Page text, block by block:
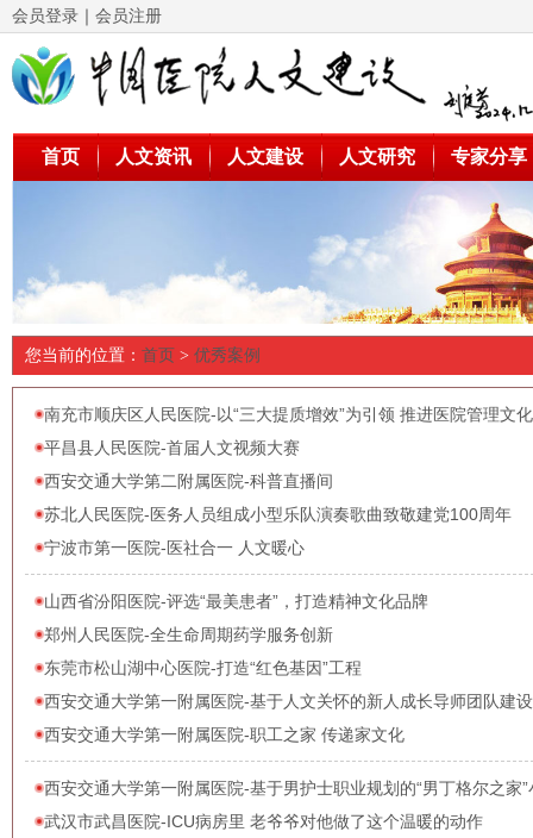
会员登录 ｜ 会员注册
首页 人文资讯 人文建设 人文研究 专家分享
您当前的位置： 首页 > 优秀案例
南充市顺庆区人民医院-以“三大提质增效”为引领 推进医院管理文化
平昌县人民医院-首届人文视频大赛
西安交通大学第二附属医院-科普直播间
苏北人民医院-医务人员组成小型乐队演奏歌曲致敬建党100周年
宁波市第一医院-医社合一 人文暖心
山西省汾阳医院-评选“最美患者”，打造精神文化品牌
郑州人民医院-全生命周期药学服务创新
东莞市松山湖中心医院-打造“红色基因”工程
西安交通大学第一附属医院-基于人文关怀的新人成长导师团队建
西安交通大学第一附属医院-职工之家 传递家文化
西安交通大学第一附属医院-基于男护士职业规划的“男丁格尔之家
武汉市武昌医院-ICU病房里 老爷爷对他做了这个温暖的动作